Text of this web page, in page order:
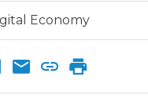
Economy